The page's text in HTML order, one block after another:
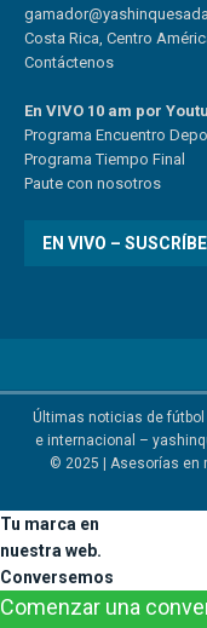
Costa Rica, Centro
Contáctenos
En VIVO 10 am por
Programa Encuentro
Programa Tiempo Final
Paute con nosotros
EN VIVO –
Últimas noticias de fútbol
e internacional –
© 2025 | Asesorías en
Tu marca en
nuestra web.
Conversemos
Comenzar una